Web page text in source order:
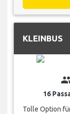
KLEINBUS
16
Tolle Option